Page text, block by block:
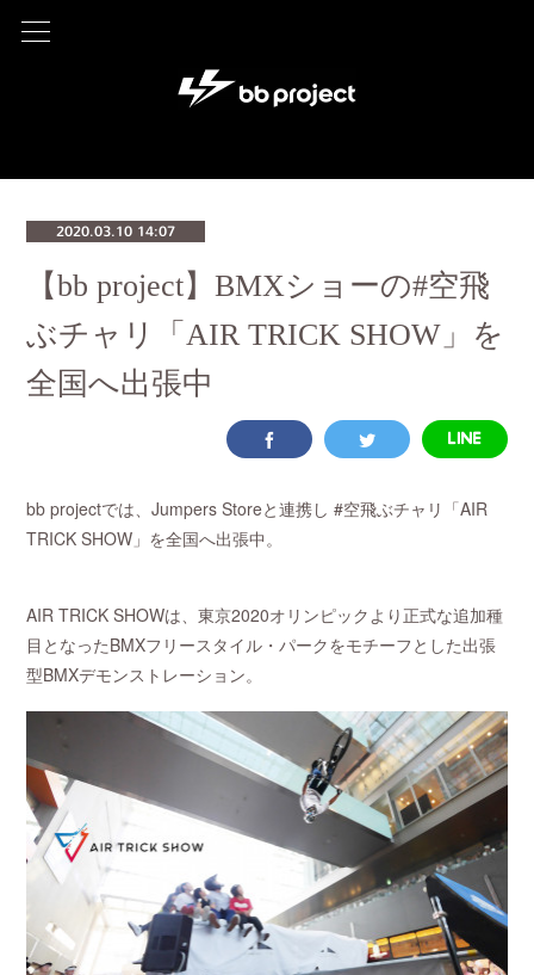
2020.03.10 14:07
【bb project】BMXショーの#空飛
ぶチャリ「AIR TRICK SHOW」を
全国へ出張中
bb projectでは、Jumpers Storeと連携し #空飛ぶチャリ「AIR
TRICK SHOW」を全国へ出張中。
AIR TRICK SHOWは、東京2020オリンピックより正式な追加種
目となったBMXフリースタイル・パークをモチーフとした出張
型BMXデモンストレーション。